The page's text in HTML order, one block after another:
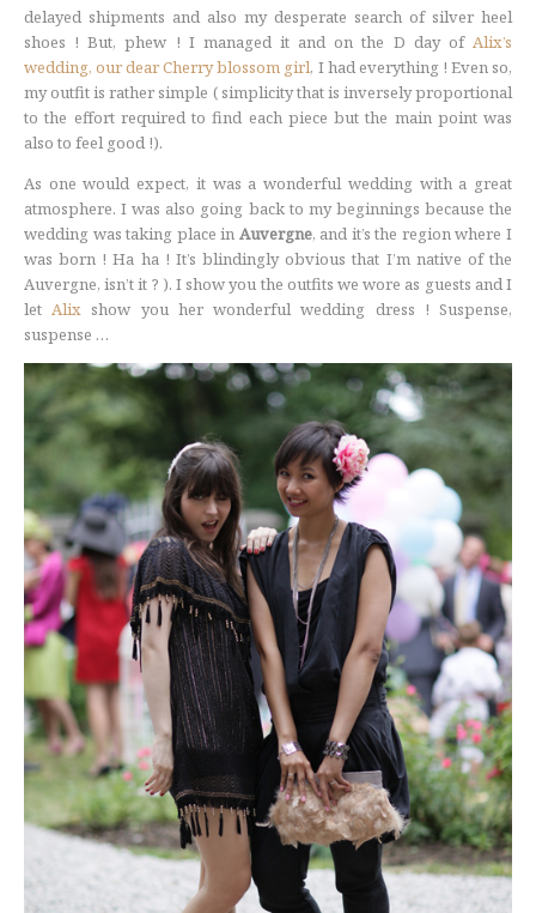
delayed shipments and also my desperate search of silver heel
shoes ! But, phew ! I managed it and on the D day of Alix’s
wedding, our dear Cherry blossom girl, I had everything ! Even so,
my outfit is rather simple ( simplicity that is inversely proportional
to the effort required to find each piece but the main point was
also to feel good !).
As one would expect, it was a wonderful wedding with a great
atmosphere. I was also going back to my beginnings because the
wedding was taking place in Auvergne, and it’s the region where I
was born ! Ha ha ! It’s blindingly obvious that I’m native of the
Auvergne, isn’t it ? ). I show you the outfits we wore as guests and I
let Alix show you her wonderful wedding dress ! Suspense,
suspense …